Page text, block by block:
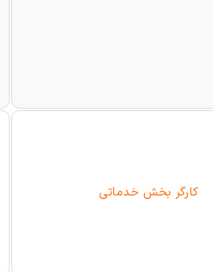
کارگر بخش خدماتی